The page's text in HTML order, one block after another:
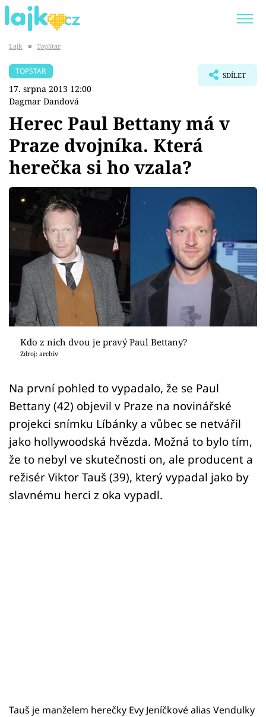
SHOPAHOLICADEL
Témata
Showbyznys
Youtubeři
Virály
Sex a vztahy
Videa
Sledujte prima+
Přihlášení
Sledujte nás
Lajk ■ TopStar
TOPSTAR
17. srpna 2013 12:00
Dagmar Dandová
SDÍLET
Herec Paul Bettany má v
Praze dvojníka. Která
herečka si ho vzala?
Kdo z nich dvou je pravý Paul Bettany?
Zdroj: archiv
Na první pohled to vypadalo, že se Paul
Bettany (42) objevil v Praze na novinářské
projekci snímku Líbánky a vůbec se netvářil
jako hollywoodská hvězda. Možná to bylo tím,
že to nebyl ve skutečnosti on, ale producent a
režisér Viktor Tauš (39), který vypadal jako by
slavnému herci z oka vypadl.
Tauš je manželem herečky Evy Jeníčkové alias Vendulky